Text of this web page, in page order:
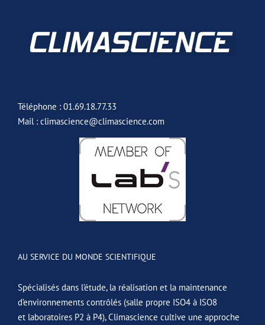
Téléphone : 01.69.18.77.33
Mail : climascience@climascience.com
AU SERVICE DU MONDE SCIENTIFIQUE
Spécialisés dans l’étude, la réalisation et la maintenance
d’environnements contrôlés (salle propre ISO4 à ISO8
et laboratoires P2 à P4), Climascience cultive une approche